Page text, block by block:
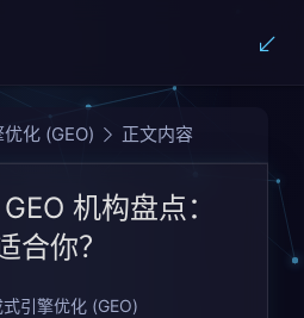
化 (GEO) 正文内容
机构盘点：
合你？
式引擎优化 (GEO)